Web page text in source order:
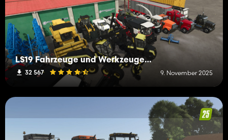
LS19 Fahrzeuge und Werkzeuge (L-R)
32 567 9. November 2025